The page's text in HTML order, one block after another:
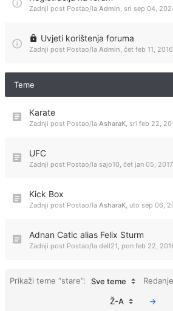
Zadnji post Postao/la Admin, sri sep 04,
Uvjeti korištenja foruma
Zadnji post Postao/la Admin, čet feb 11,
Teme
Karate
Zadnji post Postao/la AsharaK, sri feb 22,
UFC
Zadnji post Postao/la sajo10, čet jan 05,
Kick Box
Zadnji post Postao/la AsharaK, uto sep 06,
Adnan Catic alias Felix Sturm
Zadnji post Postao/la dell21, pon feb 22,
Prikaži teme “stare”: Sve teme Redanje
Ž-A